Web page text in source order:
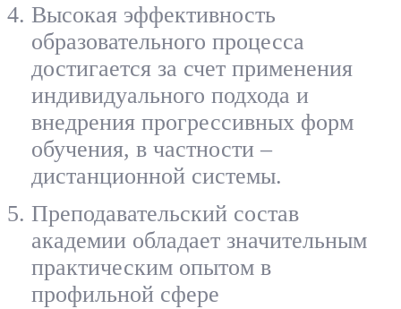
Высокая эффективность
образовательного процесса
достигается за счет применения
индивидуального подхода и
внедрения прогрессивных форм
обучения, в частности –
дистанционной системы.
Преподавательский состав
академии обладает значительным
практическим опытом в
профильной сфере